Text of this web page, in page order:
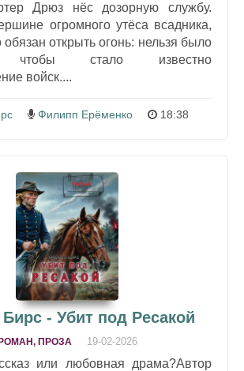
Дрюз нёс дозорную службу.
огромного утёса всадника,
обязан открыть огонь: нельзя было
чтобы стало известно
войск....
Филипп Ерёменко 18:38
- Убит под Ресакой
ПРОЗА 19-02-2026
или любовная драма?Автор